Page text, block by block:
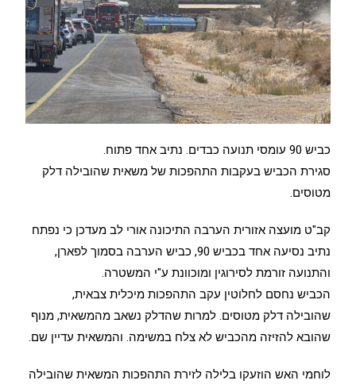
כביש 90 עומסי תנועה כבדים. נתיב אחד פתוח.
סגירת הכביש בעקבות התהפכות של משאית שהובילה דלק
מטוסים.
קב"ט מועצה אזורית הערבה התיכונה אורי לב מעדכן כי נפתח
נתיב נסיעה אחד בכביש 90, כביש הערבה בסמוך לפארן,
והתנועה זורמת לסירוגין ומוכוונת ע"י המשטרה.
הכביש נחסם לחלוטין עקב התהפכות מיכלית צבאית,
שהובילה דלק מטוסים. למרות שהדלק נשאב מהמשאית, מנוף
שהובא להזיזה מהכביש לא צלח במשימה. והמשאית עדיין שם.
לוחמי האש הוזעקו בלילה לזירת התהפכות המשאית שהובילה